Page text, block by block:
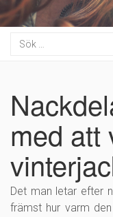
med att
Det man letar efter
främst hur varm